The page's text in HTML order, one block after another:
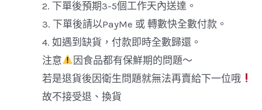
2. 下單後預期3-5個工作天內送達。
3. 下單後請以PayMe 或 轉數快全數付款。
4. 如遇到缺貨，付款即時全數歸還。
注意
因食品都有保鮮期的問題～
若是退貨後因衛生問題就無法再賣給下一位哦
故不接受退、換貨